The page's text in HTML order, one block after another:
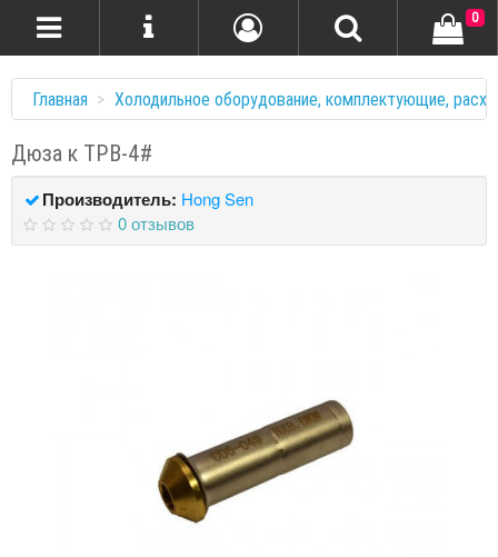
0
Главная Холодильное оборудование, комплектующие,
Дюза к ТРВ-4#
Производитель: Hong Sen
0 отзывов